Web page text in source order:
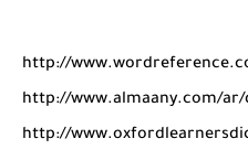
http://
http://www.almaany.com/
http://